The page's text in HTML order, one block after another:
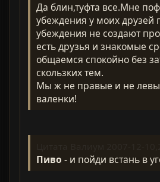
Да блин,туфта все.Мне
убеждения у моих друзей
убеждения не создают
есть друзья и знакомые
общаемся спокойно без
скользких тем.
Мы ж не правые и не
валенки!
Пиво - и пойди встань в